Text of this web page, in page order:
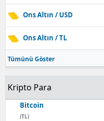
Ons Altın / USD
Ons Altın / TL
Tümünü Göster
Kripto Para
Bitcoin
(TL)